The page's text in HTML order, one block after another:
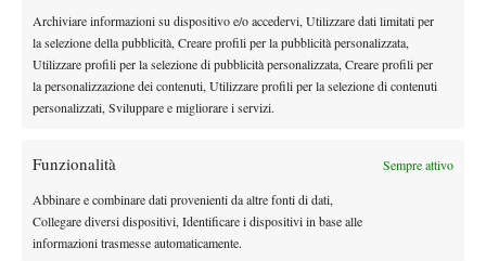
Archiviare informazioni su dispositivo e/o accedervi, Utilizzare dati limitati per
la selezione della pubblicità, Creare profili per la pubblicità personalizzata,
Utilizzare profili per la selezione di pubblicità personalizzata, Creare profili per
la personalizzazione dei contenuti, Utilizzare profili per la selezione di contenuti
personalizzati, Sviluppare e migliorare i servizi.
Funzionalità Sempre attivo
Abbinare e combinare dati provenienti da altre fonti di dati,
Collegare diversi dispositivi, Identificare i dispositivi in base alle
informazioni trasmesse automaticamente.
svolgerà il corso di formazione di 1° livello Vision Coach
organizzato dalla S.V.T.A. con il patrocinio di ASI Tennis. Per
informazioni contattare l’organizzatore Carli Polidori
333/9600004) o inviare un’email acorsi@svta.it. Ulteriori
Training Academy.